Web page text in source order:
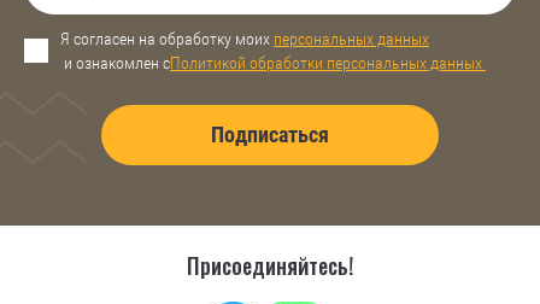
Я согласен на обработку моих персональных данных
и ознакомлен сПолитикой обработки персональных данных
Подписаться
Присоединяйтесь!